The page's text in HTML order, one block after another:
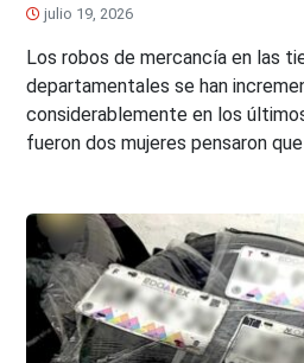
julio 19, 2026
Los robos de mercancía en las
departamentales se han
considerablemente en los
fueron dos mujeres pensaron